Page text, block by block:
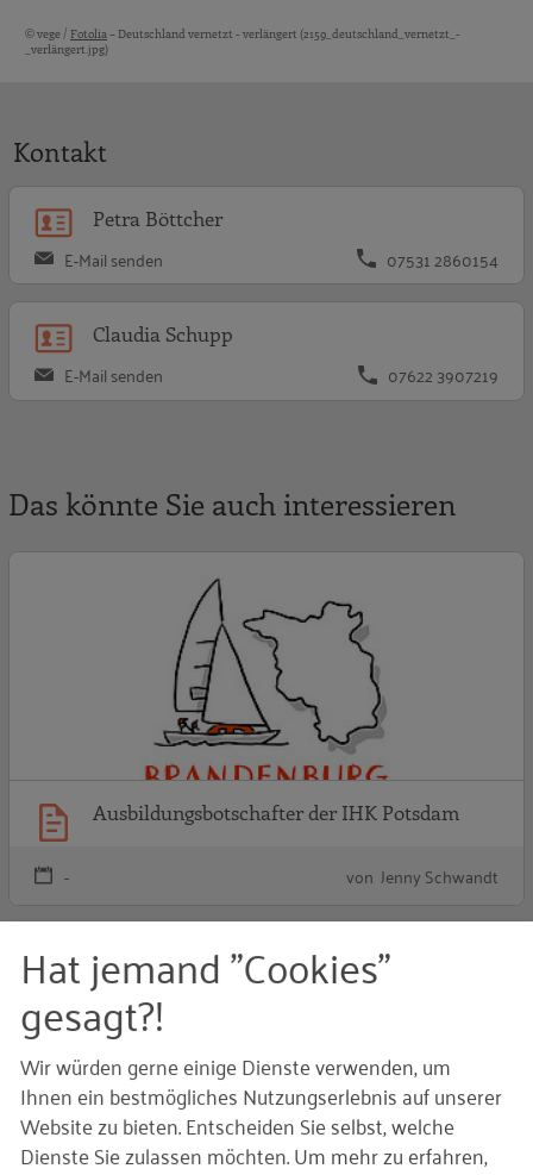
Bildquellen und Copyright-Hinweise
© vege / Fotolia– Deutschland vernetzt - verlängert (2159_deutschland_vernetzt_-
_verlängert.jpg)
Kontakt
Petra Böttcher
E-Mail senden 07531 2860154
Claudia Schupp
E-Mail senden 07622 3907219
Das könnte Sie auch interessieren
Ausbildungsbotschafter der IHK Potsdam
- von Jenny Schwandt
Hat jemand "Cookies"
gesagt?!
Wir würden gerne einige Dienste verwenden, um
Ihnen ein bestmögliches Nutzungserlebnis auf unserer
Website zu bieten. Entscheiden Sie selbst, welche
Dienste Sie zulassen möchten.Um mehr zu erfahren,